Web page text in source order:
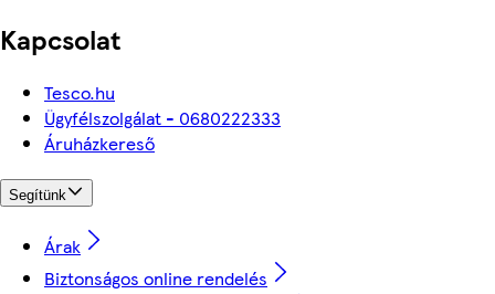
Kapcsolat
Tesco.hu
Ügyfélszolgálat - 0680222333
Áruházkereső
Segítünk
Árak
Biztonságos online rendelés